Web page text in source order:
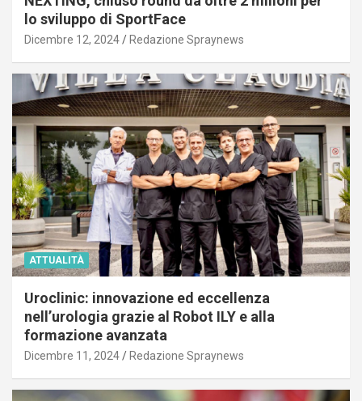
lo sviluppo di SportFace
Dicembre 12, 2024 Redazione Spraynews
ATTUALITÀ
Uroclinic: innovazione ed eccellenza
nell’urologia grazie al Robot ILY e alla
formazione avanzata
Dicembre 11, 2024 Redazione Spraynews